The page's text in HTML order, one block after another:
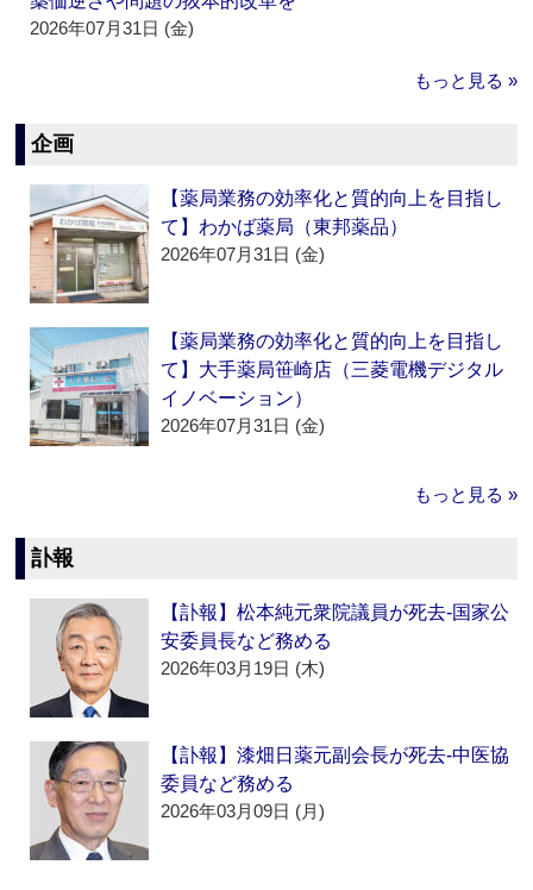
2026年07月31日 (金)
もっと見る »
企画
【薬局業務の効率化と質的向上を目指し
て】わかば薬局（東邦薬品）
2026年07月31日 (金)
【薬局業務の効率化と質的向上を目指し
て】大手薬局笹崎店（三菱電機デジタル
イノベーション）
2026年07月31日 (金)
もっと見る »
訃報
【訃報】松本純元衆院議員が死去‐国家公
安委員長など務める
2026年03月19日 (木)
【訃報】漆畑日薬元副会長が死去‐中医協
委員など務める
2026年03月09日 (月)